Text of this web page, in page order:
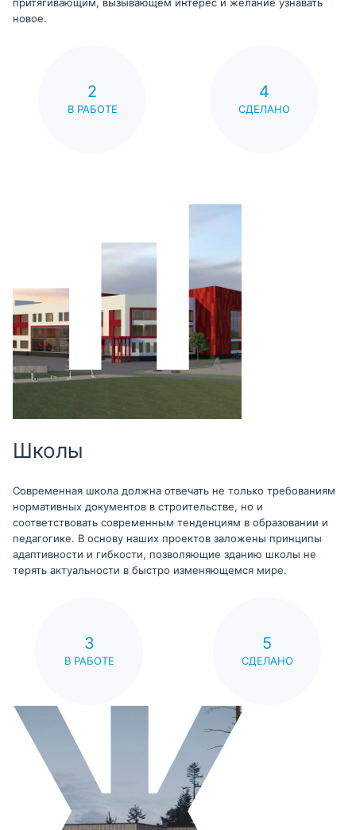
притягивающим, вызывающем интерес и желание узнавать
новое.
2
В РАБОТЕ
4
СДЕЛАНО
Школы
Современная школа должна отвечать не только требованиям
нормативных документов в строительстве, но и
соответствовать современным тенденциям в образовании и
педагогике. В основу наших проектов заложены принципы
адаптивности и гибкости, позволяющие зданию школы не
терять актуальности в быстро изменяющемся мире.
3
В РАБОТЕ
5
СДЕЛАНО